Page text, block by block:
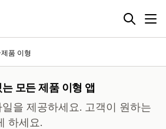
제품 이형
모든 제품 이형 앱
을 제공하세요. 고객이 원하는
하세요.